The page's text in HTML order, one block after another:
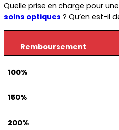
Quelle prise en charge pour une
soins optiques ? Qu’en est-il
Remboursement
100%
150%
200%